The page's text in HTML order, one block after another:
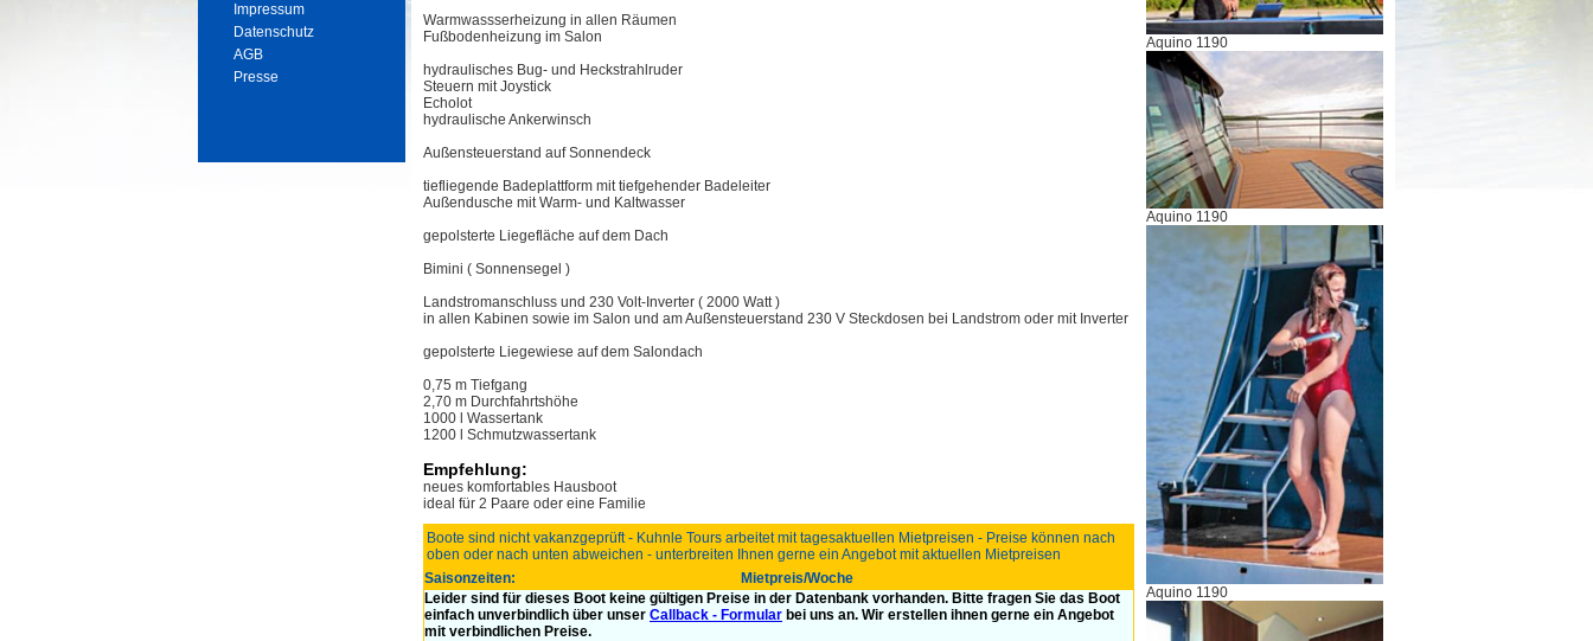
Impressum
Datenschutz
AGB
Presse
Warmwassserheizung in allen Räumen
Fußbodenheizung im Salon
hydraulisches Bug- und Heckstrahlruder
Steuern mit Joystick
Echolot
hydraulische Ankerwinsch
Außensteuerstand auf Sonnendeck
tiefliegende Badeplattform mit tiefgehender Badeleiter
Außendusche mit Warm- und Kaltwasser
gepolsterte Liegefläche auf dem Dach
Bimini ( Sonnensegel )
Landstromanschluss und 230 Volt-Inverter ( 2000 Watt )
in allen Kabinen sowie im Salon und am Außensteuerstand 230 V Steckdosen bei Landstrom oder mit Inverter
gepolsterte Liegewiese auf dem Salondach
0,75 m Tiefgang
2,70 m Durchfahrtshöhe
1000 l Wassertank
1200 l Schmutzwassertank
Empfehlung:
neues komfortables Hausboot
ideal für 2 Paare oder eine Familie
Boote sind nicht vakanzgeprüft - Kuhnle Tours arbeitet mit tagesaktuellen Mietpreisen - Preise können nach
oben oder nach unten abweichen - unterbreiten Ihnen gerne ein Angebot mit aktuellen Mietpreisen
Saisonzeiten:
Mietpreis/Woche
Leider sind für dieses Boot keine gültigen Preise in der Datenbank vorhanden. Bitte fragen Sie das Boot
einfach unverbindlich über unser Callback - Formular bei uns an. Wir erstellen ihnen gerne ein Angebot
mit verbindlichen Preise.
Aquino 1190
Aquino 1190
Aquino 1190